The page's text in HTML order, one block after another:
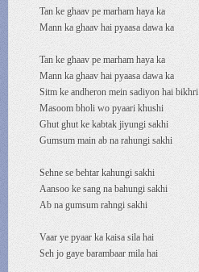
Tan ke ghaav pe marham haya ka
Mann ka ghaav hai pyaasa dawa ka
Tan ke ghaav pe marham haya ka
Mann ka ghaav hai pyaasa dawa ka
Sitm ke andheron mein sadiyon hai bikhri
Masoom bholi wo pyaari khushi
Ghut ghut ke kabtak jiyungi sakhi
Gumsum main ab na rahungi sakhi
Sehne se behtar kahungi sakhi
Aansoo ke sang na bahungi sakhi
Ab na gumsum rahngi sakhi
Vaar ye pyaar ka kaisa sila hai
Seh jo gaye barambaar mila hai